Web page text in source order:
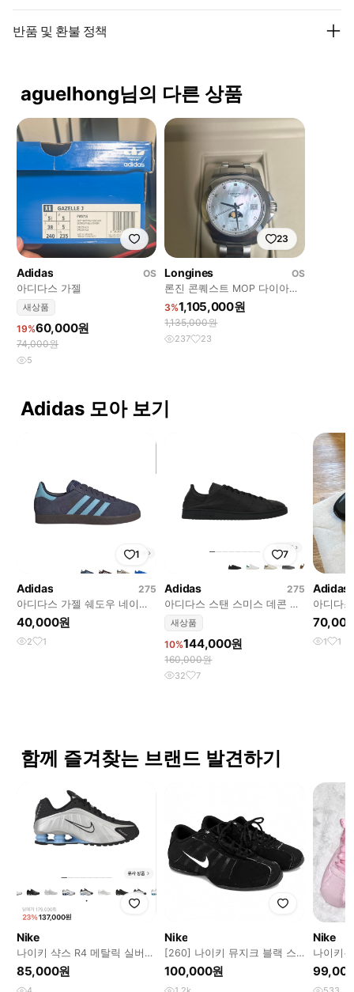
반품 및 환불 정책
aguelhong님의 다른 상품
Adidas
OS
아디다스 가젤
새상품
19%60,000원
74,000원
5
23
Longines
OS
론진 콘퀘스트 MOP 다이아몬
드인덱스 문페이즈
3%1,105,000원
1,135,000원
237 23
Adidas 모아 보기
1
Adidas
275
아디다스 가젤 쉐도우 네이비
클리어 블루 (275)
40,000원
2 1
7
Adidas
275
아디다스 스탠 스미스 데콘 코
어 블랙 (275)
새상품
10%144,000원
160,000원
32 7
Adidas
아디다
1 1
함께 즐겨찾는 브랜드 발견하기
Nike
나이키 샥스 R4 메탈릭 실버
블랙
85,000원
Nike
[260] 나이키 뮤지크 블랙 스
웨이드
100,000원
Nike
나이키
어스니
아디다